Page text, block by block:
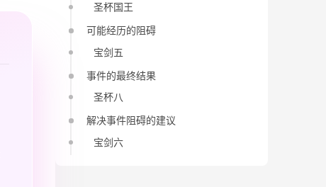
圣杯国王
可能经历的阻碍
宝剑五
事件的最终结果
圣杯八
解决事件阻碍的建议
宝剑六